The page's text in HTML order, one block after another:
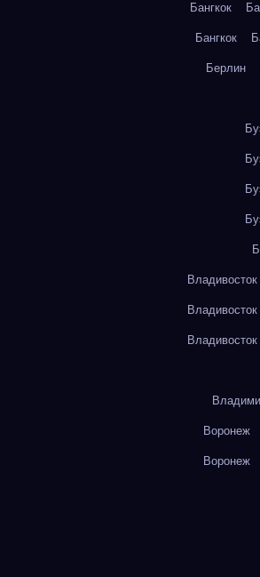
Бангкок
Бангкок
Берлин
Владивосток
Владивосток
Владивосток
Воронеж
Воронеж